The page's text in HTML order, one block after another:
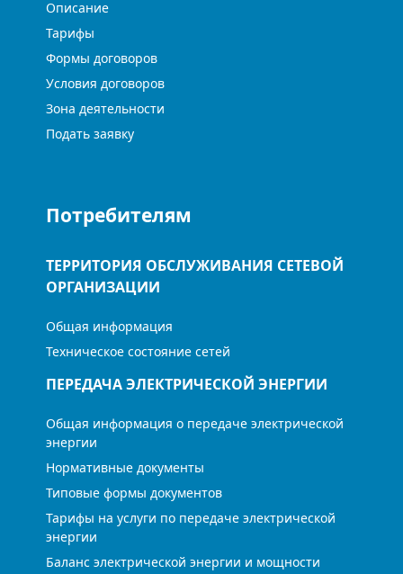
Описание
Тарифы
Формы договоров
Условия договоров
Зона деятельности
Подать заявку
Потребителям
ТЕРРИТОРИЯ ОБСЛУЖИВАНИЯ СЕТЕВОЙ
ОРГАНИЗАЦИИ
Общая информация
Техническое состояние сетей
ПЕРЕДАЧА ЭЛЕКТРИЧЕСКОЙ ЭНЕРГИИ
Общая информация о передаче электрической
энергии
Нормативные документы
Типовые формы документов
Тарифы на услуги по передаче электрической
энергии
Баланс электрической энергии и мощности